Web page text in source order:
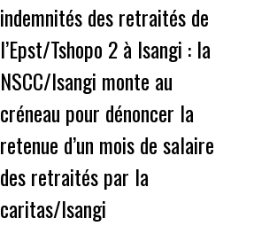
indemnités des retraités de
l’Epst/Tshopo 2 à Isangi : la
NSCC/Isangi monte au
créneau pour dénoncer la
retenue d’un mois de salaire
des retraités par la
caritas/Isangi